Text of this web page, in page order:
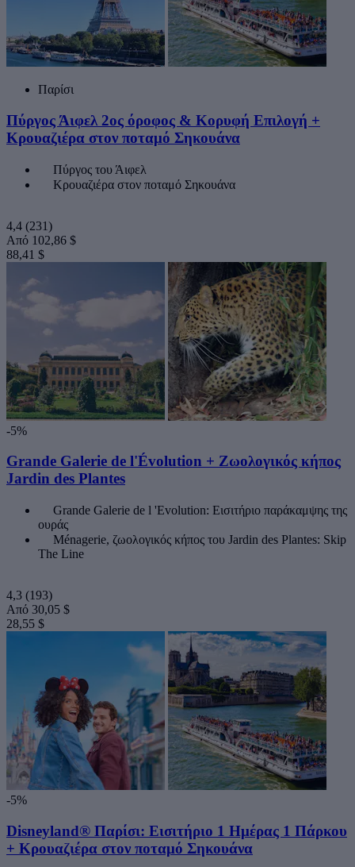
Παρίσι
Πύργος Άιφελ 2ος όροφος & Κορυφή Επιλογή +
Κρουαζιέρα στον ποταμό Σηκουάνα
Πύργος του Άιφελ
Κρουαζιέρα στον ποταμό Σηκουάνα
4,4 (231)
Από 102,86 $
88,41 $
-5%
Grande Galerie de l'Évolution + Ζωολογικός κήπος
Jardin des Plantes
Grande Galerie de l 'Evolution: Εισιτήριο παράκαμψης της
ουράς
Ménagerie, ζωολογικός κήπος του Jardin des Plantes: Skip
The Line
4,3 (193)
Από 30,05 $
28,55 $
-5%
Disneyland® Παρίσι: Εισιτήριο 1 Ημέρας 1 Πάρκου
+ Κρουαζιέρα στον ποταμό Σηκουάνα